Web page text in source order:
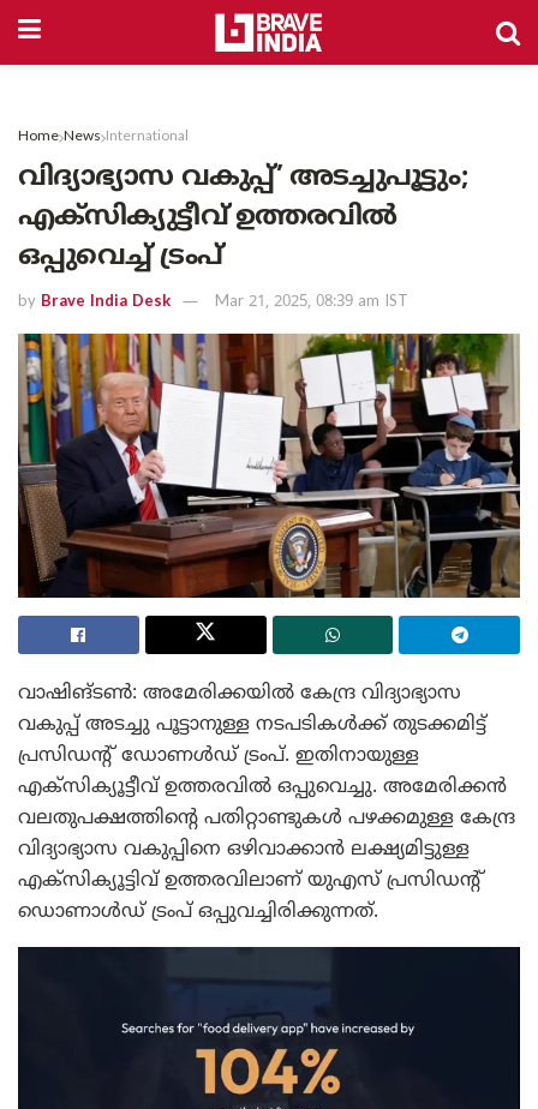
Home News International
വിദ്യാഭ്യാസ വകുപ്പ്’ അടച്ചുപൂട്ടും;
എക്‌സിക്യുട്ടീവ് ഉത്തരവിൽ
ഒപ്പുവെച്ച് ട്രംപ്
by Brave India Desk Mar 21, 2025, 08:39 am IST
വാഷിങ്ടൺ: അമേരിക്കയിൽ കേന്ദ്ര വിദ്യാഭ്യാസ
വകുപ്പ് അടച്ചു പൂട്ടാനുള്ള നടപടികൾക്ക് തുടക്കമിട്ട്
പ്രസിഡന്റ് ഡോണൾഡ് ട്രംപ്. ഇതിനായുള്ള
എക്‌സിക്യൂട്ടീവ് ഉത്തരവിൽ ഒപ്പുവെച്ചു. അമേരിക്കൻ
വലതുപക്ഷത്തിന്റെ പതിറ്റാണ്ടുകൾ പഴക്കമുള്ള കേന്ദ്ര
വിദ്യാഭ്യാസ വകുപ്പിനെ ഒഴിവാക്കാൻ ലക്ഷ്യമിട്ടുള്ള
എക്‌സിക്യൂട്ടിവ് ഉത്തരവിലാണ് യുഎസ് പ്രസിഡന്റ്
ഡൊണാൾഡ് ട്രംപ് ഒപ്പുവച്ചിരിക്കുന്നത്.